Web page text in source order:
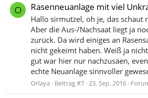
O Rasenneuanlage mit viel
Hallo sirmutzel, oh je, das schaut
Aber die Aus-/Nachsaat liegt ja
zurück. Da wird einiges an
nicht gekeimt haben. Weiß ja
gut war hier nur nachzusäen,
echte Neuanlage sinnvoller
Orlaya Beitrag #7 23. Sep. 2016